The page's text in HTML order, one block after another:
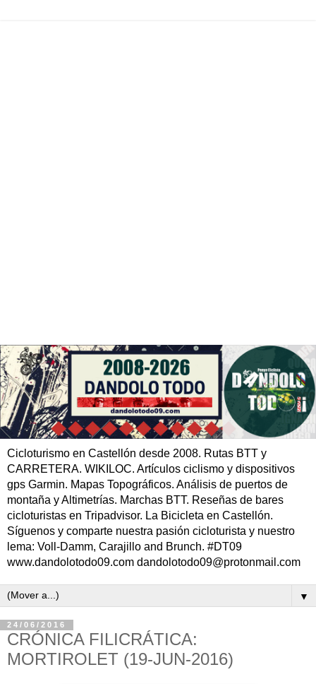
Cicloturismo en Castellón desde 2008. Rutas BTT y
CARRETERA. WIKILOC. Artículos ciclismo y dispositivos
gps Garmin. Mapas Topográficos. Análisis de puertos de
montaña y Altimetrías. Marchas BTT. Reseñas de bares
cicloturistas en Tripadvisor. La Bicicleta en Castellón.
Síguenos y comparte nuestra pasión cicloturista y nuestro
lema: Voll-Damm, Carajillo and Brunch. #DT09
www.dandolotodo09.com dandolotodo09@protonmail.com
▼
24/06/2016
CRÓNICA FILICRÁTICA:
MORTIROLET (19-JUN-2016)